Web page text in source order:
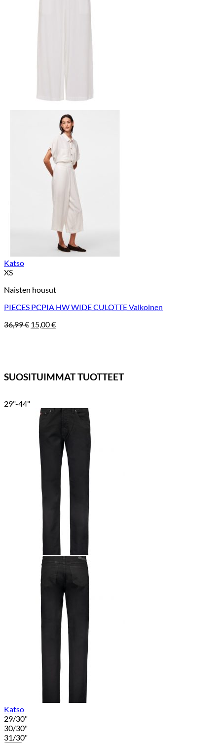
Katso
XS
Naisten housut
PIECES PCPIA HW WIDE CULOTTE Valkoinen
36,99€ Alkuperäinen
15,00€Nykyinen
SUOSITUIMMAT TUOTTEET
29"-44"
Katso
29/30"
30/30"
31/30"